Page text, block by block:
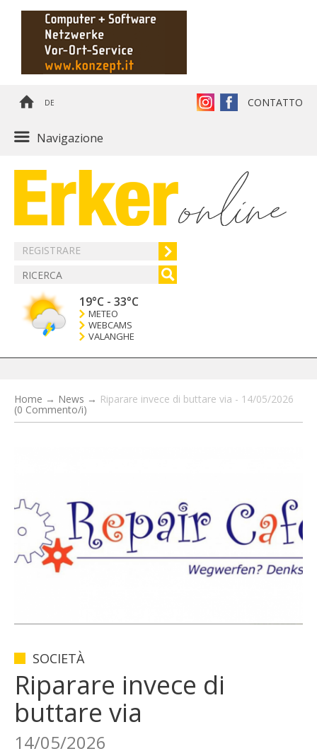
DE CONTATTO
Navigazione
REGISTRARE
19°C - 33°C
METEO
WEBCAMS
VALANGHE
Home → News → Riparare invece di buttare via - 14/05/2026
(0 Commento/i)
SOCIETÀ
Riparare invece di
buttare via
14/05/2026